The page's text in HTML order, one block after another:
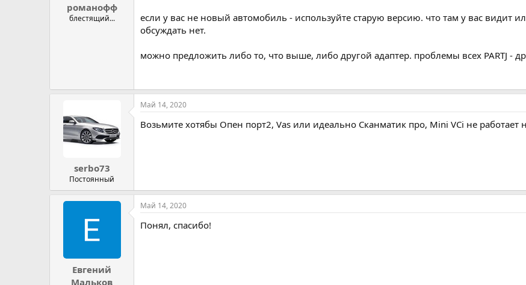
романофф
блестящий...
если у вас не новый автомобиль - используйте старую версию. что там у вас видит
обсуждать нет.
можно предложить либо то, что выше, либо другой адаптер. проблемы всех PARTJ -
serbo73
Постоянный
Май 14, 2020
Возьмите хотябы Опен порт2, Vas или идеально Сканматик про, Mini VCi не
Евгений
Мальков
Май 14, 2020
Понял, спасибо!